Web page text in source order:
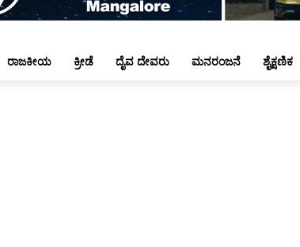
ರಾಜಕೀಯ ಕ್ರೀಡೆ ದೈವ ದೇವರು ಮನರಂಜನೆ ಶೈಕ್ಷಣಿಕ